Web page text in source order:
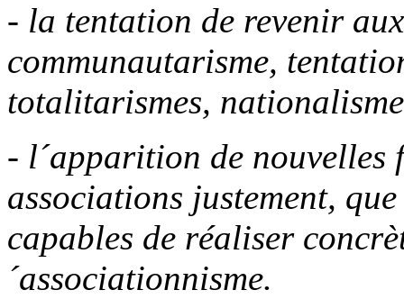
- la tentation de revenir
communautarisme,
totalitarismes,
- l´apparition de nouvelles
associations justement,
capables de réaliser
´associationnisme.